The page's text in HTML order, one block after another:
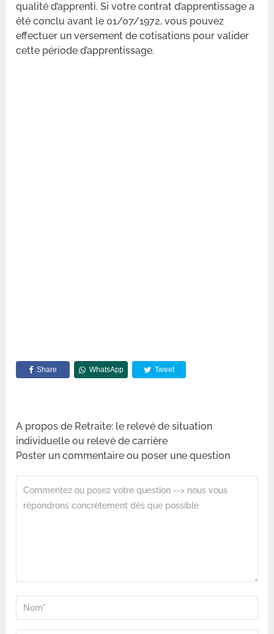
qualité d’apprenti. Si votre contrat d’apprentissage a
été conclu avant le 01/07/1972, vous pouvez
effectuer un versement de cotisations pour valider
cette période d’apprentissage.
Share WhatsApp Tweet
A propos de Retraite: le relevé de situation
individuelle ou relevé de carrière
Poster un commentaire ou poser une question